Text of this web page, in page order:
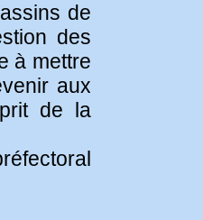
de
des
à mettre
aux
de la